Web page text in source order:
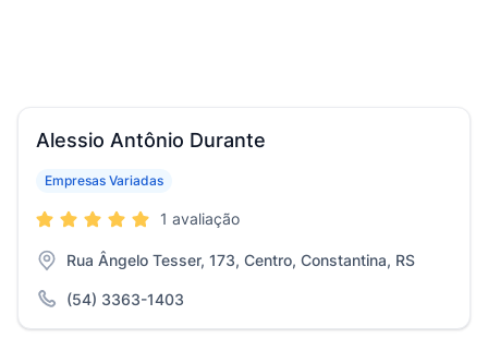
Alessio Antônio Durante
Empresas Variadas
1 avaliação
Rua Ângelo Tesser, 173, Centro, Constantina, RS
(54) 3363-1403